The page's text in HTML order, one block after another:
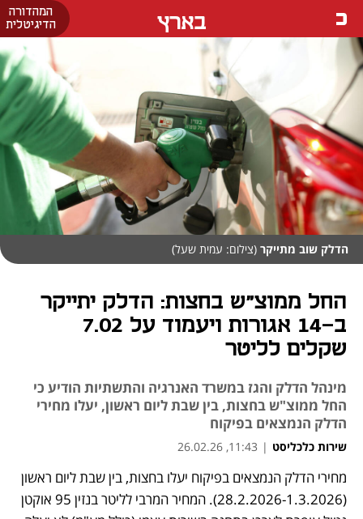
המהדורה
הדיגיטלית
בארץ
הדלק שוב מתייקר (צילום: עמית שעל)
החל ממוצ"ש בחצות: הדלק יתייקר
ב-14 אגורות ויעמוד על 7.02
שקלים לליטר
מינהל הדלק והגז במשרד האנרגיה והתשתיות הודיע כי
החל ממוצ"ש בחצות, בין שבת ליום ראשון, יעלו מחירי
הדלק הנמצאים בפיקוח
שירות כלכליסט |
11:43, 26.02.26